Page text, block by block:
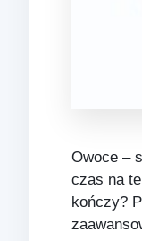
Owoce –
czas na
kończy?